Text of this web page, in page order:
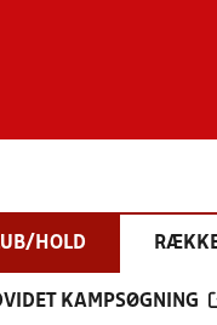
HOLD
KAMPSØGNING